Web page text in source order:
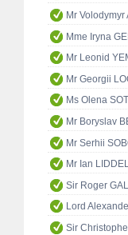
Mr Volodymyr
Mme Iryna
Mr Leonid
Mr Georgii
Ms Olena
Mr Boryslav
Mr Serhii
Mr Ian
Sir Roger
Lord
Sir